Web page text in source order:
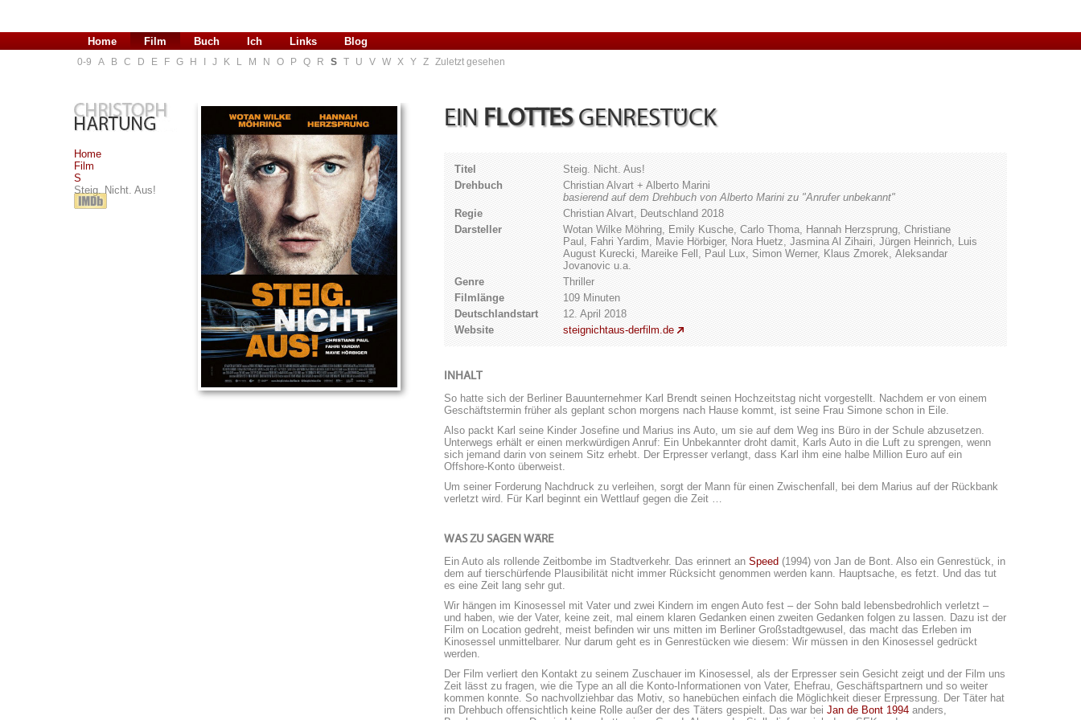
Home Film Buch Ich Links Blog
0-9 A B C D E F G H J K L M N O P Q R S T U V W X Y Z Zuletzt gesehen
Home
Film
S
Steig. Nicht. Aus!
EIN FLOTTESGENRESTÜCK
Titel
Steig. Nicht. Aus!
Drehbuch
Christian Alvart + Alberto Marini
basierend auf dem Drehbuch von Alberto Marini zu "Anrufer unbekannt"
Regie
Christian Alvart, Deutschland 2018
Darsteller
Wotan Wilke Möhring, Emily Kusche, Carlo Thoma, Hannah Herzsprung, Christiane
Paul, Fahri Yardim, Mavie Hörbiger, Nora Huetz, Jasmina Al Zihairi, Jürgen Heinrich, Luis
August Kurecki, Mareike Fell, Paul Lux, Simon Werner, Klaus Zmorek, Aleksandar
Jovanovic u.a.
Genre
Thriller
Filmlänge
109 Minuten
Deutschlandstart
12. April 2018
Website
steignichtaus-derfilm.de
INHALT
So hatte sich der Berliner Bauunternehmer Karl Brendt seinen Hochzeitstag nicht vorgestellt. Nachdem er von einem
Geschäftstermin früher als geplant schon morgens nach Hause kommt, ist seine Frau Simone schon in Eile.
Also packt Karl seine Kinder Josefine und Marius ins Auto, um sie auf dem Weg ins Büro in der Schule abzusetzen.
Unterwegs erhält er einen merkwürdigen Anruf: Ein Unbekannter droht damit, Karls Auto in die Luft zu sprengen, wenn
sich jemand darin von seinem Sitz erhebt. Der Erpresser verlangt, dass Karl ihm eine halbe Million Euro auf ein
Offshore-Konto überweist.
Um seiner Forderung Nachdruck zu verleihen, sorgt der Mann für einen Zwischenfall, bei dem Marius auf der Rückbank
verletzt wird. Für Karl beginnt ein Wettlauf gegen die Zeit …
WAS ZU SAGEN WÄRE
Ein Auto als rollende Zeitbombe im Stadtverkehr. Das erinnert an Speed (1994) von Jan de Bont. Also ein Genrestück, in
dem auf tierschürfende Plausibilität nicht immer Rücksicht genommen werden kann. Hauptsache, es fetzt. Und das tut
es eine Zeit lang sehr gut.
Wir hängen im Kinosessel mit Vater und zwei Kindern im engen Auto fest – der Sohn bald lebensbedrohlich verletzt –
und haben, wie der Vater, keine zeit, mal einem klaren Gedanken einen zweiten Gedanken folgen zu lassen. Dazu ist der
Film on Location gedreht, meist befinden wir uns mitten im Berliner Großstadtgewusel, das macht das Erleben im
Kinosessel unmittelbarer. Nur darum geht es in Genrestücken wie diesem: Wir müssen in den Kinosessel gedrückt
werden.
Der Film verliert den Kontakt zu seinem Zuschauer im Kinosessel, als der Erpresser sein Gesicht zeigt und der Film uns
Zeit lässt zu fragen, wie die Type an all die Konto-Informationen von Vater, Ehefrau, Geschäftspartnern und so weiter
kommen konnte. So nachvollziehbar das Motiv, so hanebüchen einfach die Möglichkeit dieser Erpressung. Der Täter hat
im Drehbuch offensichtlich keine Rolle außer der des Täters gespielt. Das war bei Jan de Bont 1994 anders,